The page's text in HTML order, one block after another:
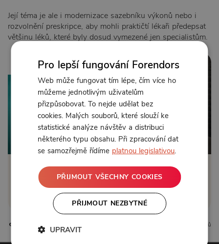
Její téma je ale i modernizace sazebníku výkonů nebo i
rozvolnění preskripce, aby mohli praktičtí lékaři předepsat
většinu léků, které byly dosud vymezené jen specialistům.
52:36
Od 59 Kč měsíčně nebo 39 Kč jednorázově
Zřídit předplatné
Koupit příspěvek
0 komentářů
Pro lepší fungování Forendors
Web může fungovat tím lépe, čím více ho
můžeme jednotlivým uživatelům
přizpůsobovat. To nejde udělat bez
cookies. Malých souborů, které slouží ke
statistické analýze návštěv a distribuci
některého typu obsahu. Při zpracování dat
se samozřejmě řídíme platnou legislativou.
PŘIJMOUT VŠECHNY COOKIES
PŘIJMOUT NEZBYTNÉ
UPRAVIT